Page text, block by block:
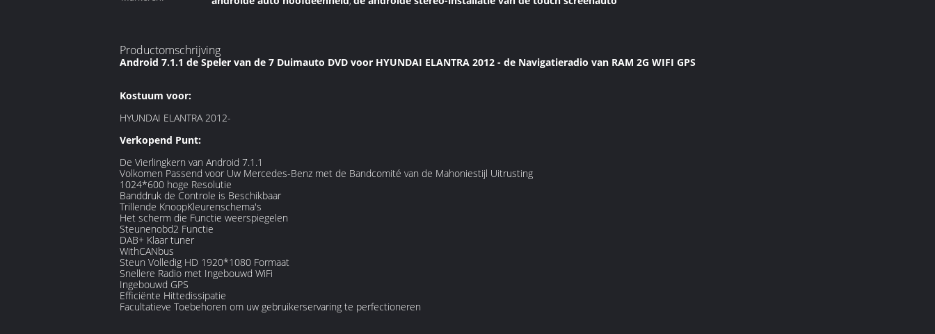
Productomschrijving
Android 7.1.1 de Speler van de 7 Duimauto DVD voor HYUNDAI ELANTRA 2012 - de Navigatieradio van RAM 2G WIFI GPS
Kostuum voor:
HYUNDAI ELANTRA 2012-
Verkopend Punt:
De Vierlingkern van Android 7.1.1
Volkomen Passend voor Uw Mercedes-Benz met de Bandcomité van de Mahoniestijl Uitrusting
1024*600 hoge Resolutie
Banddruk de Controle is Beschikbaar
Trillende KnoopKleurenschema's
Het scherm die Functie weerspiegelen
Steunenobd2 Functie
DAB+ Klaar tuner
WithCANbus
Steun Volledig HD 1920*1080 Formaat
Snellere Radio met Ingebouwd WiFi
Ingebouwd GPS
Efficiënte Hittedissipatie
Facultatieve Toebehoren om uw gebruikerservaring te perfectioneren